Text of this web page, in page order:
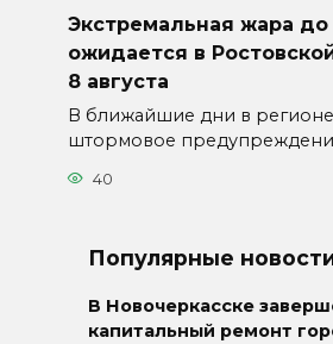
Экстремальная жара до
ожидается в
8 августа
В ближайшие дни в
штормовое
40
Популярные
В Новочеркасске
капитальный ремонт